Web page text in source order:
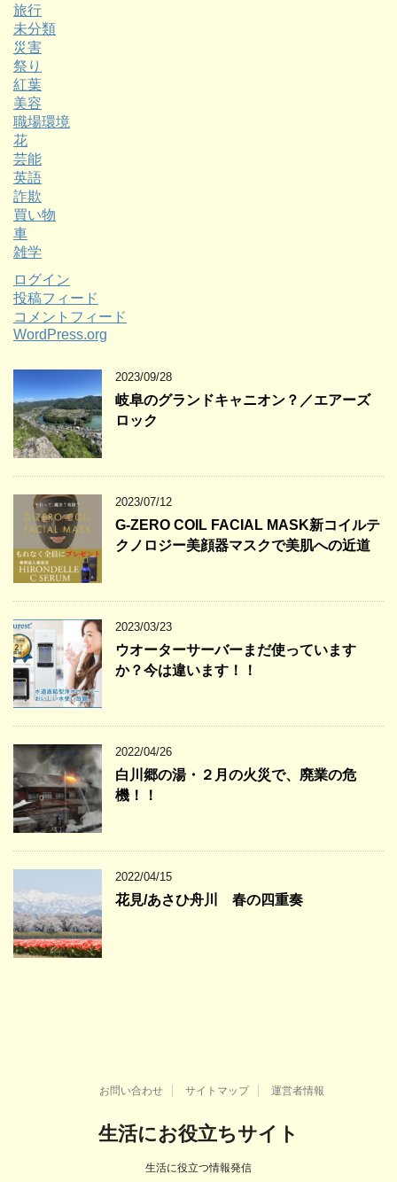
旅行
未分類
災害
祭り
紅葉
美容
職場環境
花
芸能
英語
詐欺
買い物
車
雑学
ログイン
投稿フィード
コメントフィード
WordPress.org
2023/09/28
岐阜のグランドキャニオン？／エアーズ
ロック
2023/07/12
G-ZERO COIL FACIAL MASK新コイルテ
クノロジー美顔器マスクで美肌への近道
2023/03/23
ウオーターサーバーまだ使っています
か？今は違います！！
2022/04/26
白川郷の湯・２月の火災で、廃業の危
機！！
2022/04/15
花見/あさひ舟川 春の四重奏
お問い合わせ サイトマップ 運営者情報
生活にお役立ちサイト
生活に役立つ情報発信